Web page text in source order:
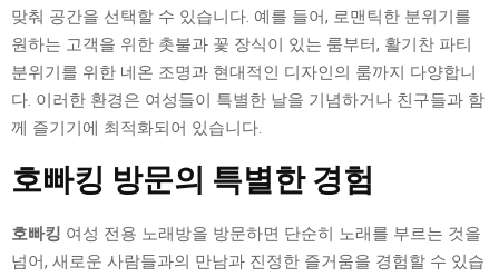
맞춰 공간을 선택할 수 있습니다. 예를 들어, 로맨틱한 분위기를
원하는 고객을 위한 촛불과 꽃 장식이 있는 룸부터, 활기찬 파티
분위기를 위한 네온 조명과 현대적인 디자인의 룸까지 다양합니
다. 이러한 환경은 여성들이 특별한 날을 기념하거나 친구들과 함
께 즐기기에 최적화되어 있습니다.
호빠킹 방문의 특별한 경험
호빠킹 여성 전용 노래방을 방문하면 단순히 노래를 부르는 것을
넘어, 새로운 사람들과의 만남과 진정한 즐거움을 경험할 수 있습